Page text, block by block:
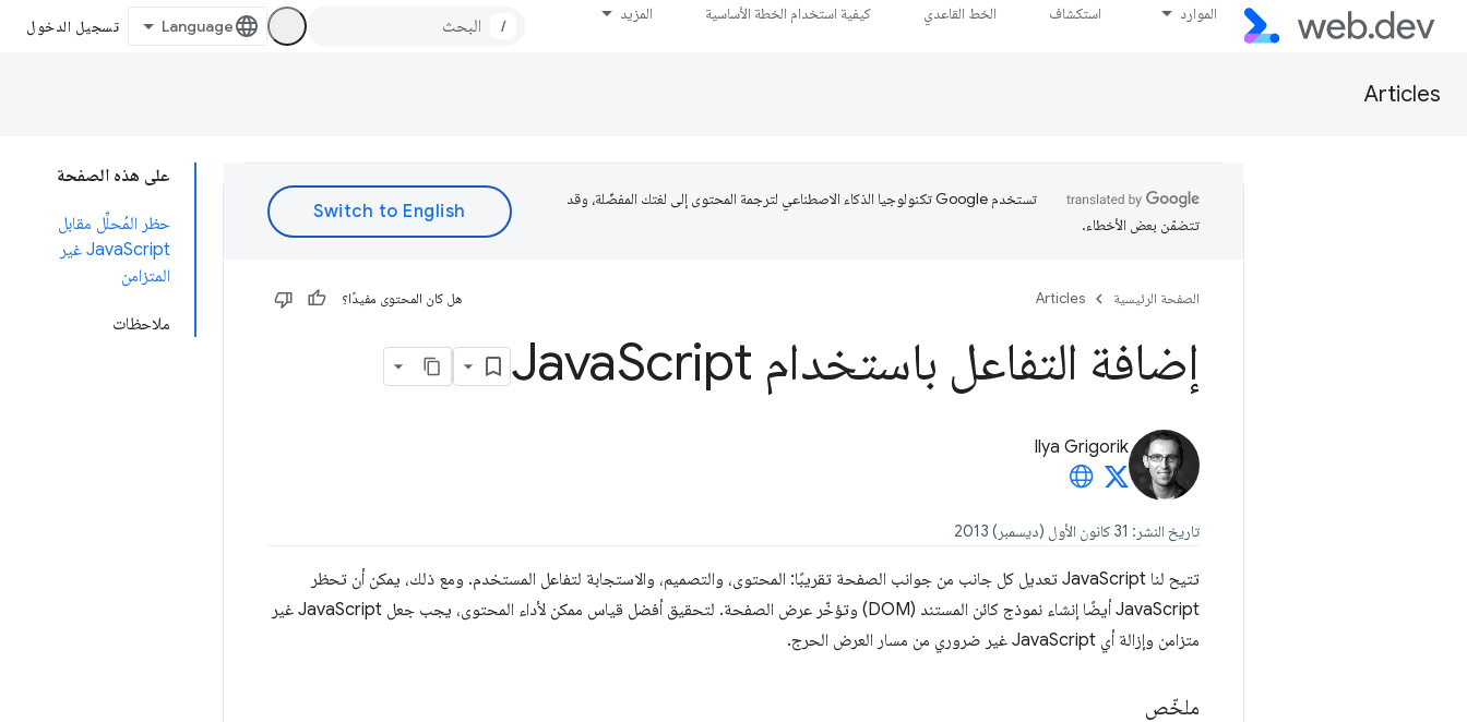
الموارد استكشاف الخط القاعدي كيفية استخدام الخطة الأساسية المزيد
/ تسجيل الدخول
Articles
على هذه الصفحة
حظر المُحلِّل مقابل
JavaScript غير
المتزامن
ملاحظات
تستخدم Google تكنولوجيا الذكاء الاصطناعي لترجمة المحتوى إلى لغتك المفضّلة، وقد
تتضمّن بعض الأخطاء.
الصفحة الرئيسية Articles هل كان المحتوى مفيدًا؟
إضافة التفاعل باستخدام Java Script
Ilya Grigorik
تاريخ النشر: 31 كانون الأول (ديسمبر) 2013
تتيح لنا JavaScript تعديل كل جانب من جوانب الصفحة تقريبًا: المحتوى، والتصميم، والاستجابة لتفاعل المستخدم. ومع ذلك، يمكن أن تحظر
JavaScript أيضًا إنشاء نموذج كائن المستند (DOM) وتؤخّر عرض الصفحة. لتحقيق أفضل قياس ممكن لأداء المحتوى، يجب جعل JavaScript غير
متزامن وإزالة أي JavaScript غير ضروري من مسار العرض الحرج.
ملخّص